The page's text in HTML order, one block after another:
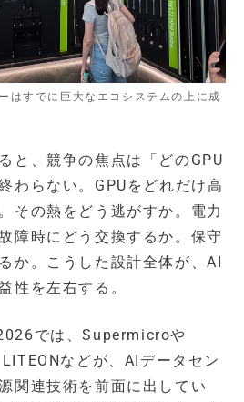
はすでに巨大なエコシステムの上に成
と、競争の焦点は「どのGPU
わらない。GPUをどれだけ高
その熱をどう逃がすか。電力
障時にどう交換するか。保守
か。こうした設計全体が、AI
性を左右する。
では、Supermicroや
などが、AIデータセン
関連技術を前面に出してい